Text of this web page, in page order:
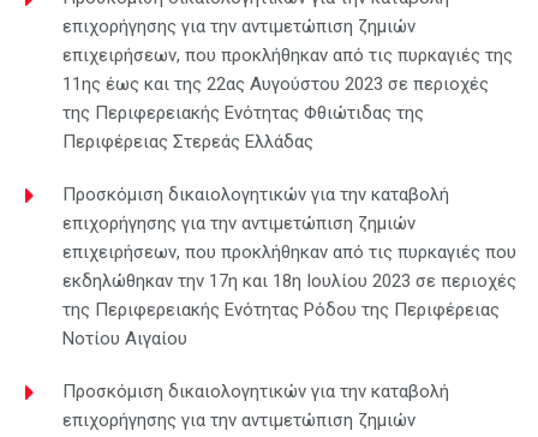
επιχορήγησης για την αντιμετώπιση ζημιών
επιχειρήσεων, που προκλήθηκαν από τις πυρκαγιές της
11ης έως και της 22ας Αυγούστου 2023 σε περιοχές
της Περιφερειακής Ενότητας Φθιώτιδας της
Περιφέρειας Στερεάς Ελλάδας
Προσκόμιση δικαιολογητικών για την καταβολή
επιχορήγησης για την αντιμετώπιση ζημιών
επιχειρήσεων, που προκλήθηκαν από τις πυρκαγιές που
εκδηλώθηκαν την 17η και 18η Ιουλίου 2023 σε περιοχές
της Περιφερειακής Ενότητας Ρόδου της Περιφέρειας
Νοτίου Αιγαίου
Προσκόμιση δικαιολογητικών για την καταβολή
επιχορήγησης για την αντιμετώπιση ζημιών